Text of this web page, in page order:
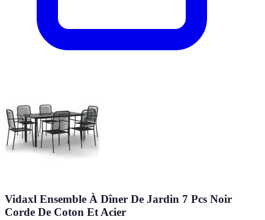
Vidaxl Ensemble À Dîner De Jardin 7 Pcs Noir
Corde De Coton Et Acier